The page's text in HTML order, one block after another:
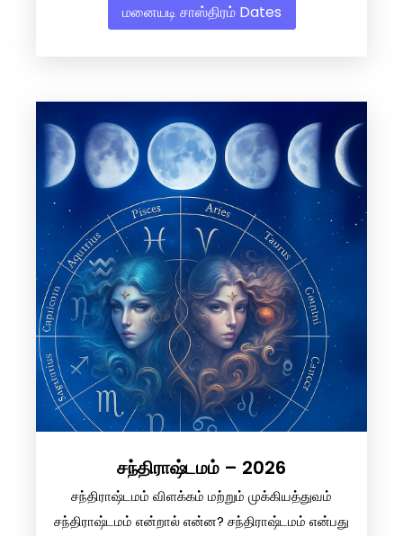
மனையடி சாஸ்திரம் Dates
சந்திராஷ்டமம் – 2026
சந்திராஷ்டமம் விளக்கம் மற்றும் முக்கியத்துவம்
சந்திராஷ்டமம் என்றால் என்ன? சந்திராஷ்டமம் என்பது